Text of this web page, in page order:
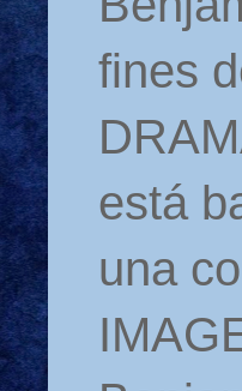
fines
está
una